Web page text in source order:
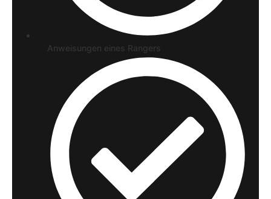
Anweisungen eines Rangers